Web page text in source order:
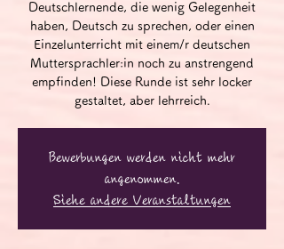
Deutschlernende, die wenig Gelegenheit
haben, Deutsch zu sprechen, oder einen
Einzelunterricht mit einem/r deutschen
Muttersprachler:in noch zu anstrengend
empfinden! Diese Runde ist sehr locker
gestaltet, aber lehrreich.
Bewerbungen werden nicht mehr
angenommen.
Siehe andere Veranstaltungen